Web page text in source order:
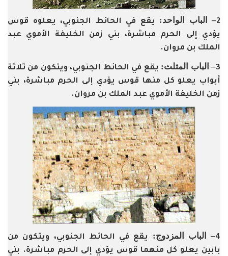
2– الباب الواحد:
يقع في الحائط الجنوبي، يعلوه قوس
يؤدي إلى الحرم مباشرة، بني زمن الخليفة الأموي عبد
الملك بن مروان.
3– الباب المثلث: يقع في الحائط الجنوبي، ويتكون من ثلاثة
أبواب يعلو كل منها قوس يؤدي إلى الحرم مباشرة، بني
زمن الخليفة الأموي عبد الملك بن مروان.
4– الباب المزدوج: يقع في الحائط الجنوبي، ويتكون من
بابين يعلو كل منهما قوس يؤدي إلى الحرم مباشرة. بني